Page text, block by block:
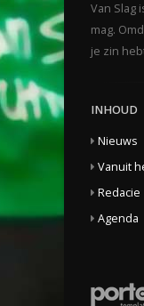
Van Slag
mag.
je zin
INHOUD
Nieuws
Vanuit
Redacie
Agenda